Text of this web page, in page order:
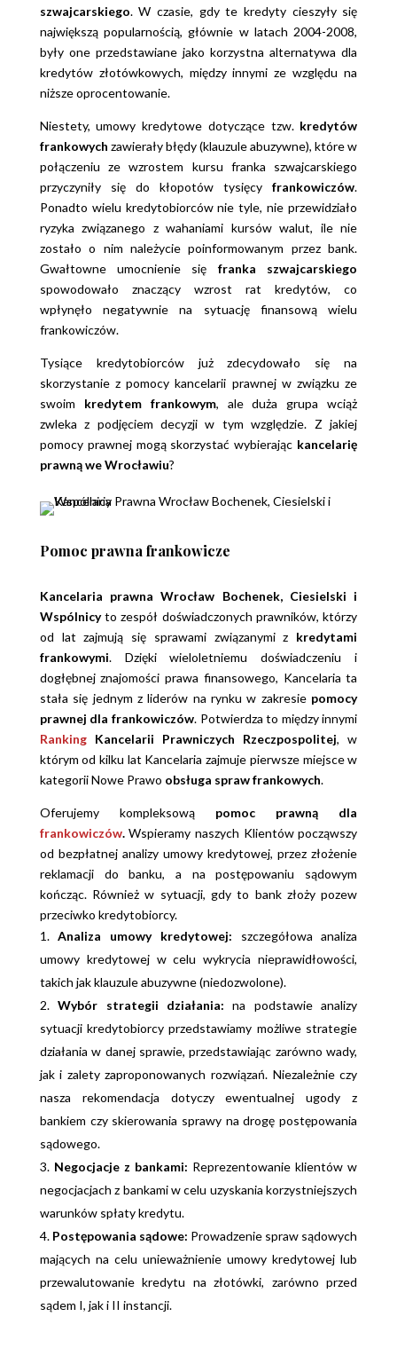
szwajcarskiego. W czasie, gdy te kredyty cieszyły się
największą popularnością, głównie w latach 2004-2008,
były one przedstawiane jako korzystna alternatywa dla
kredytów złotówkowych, między innymi ze względu na
niższe oprocentowanie.
Niestety, umowy kredytowe dotyczące tzw. kredytów
frankowych zawierały błędy (klauzule abuzywne), które w
połączeniu ze wzrostem kursu franka szwajcarskiego
przyczyniły się do kłopotów tysięcyfrankowiczów.
Ponadto wielu kredytobiorców nie tyle, nie przewidziało
ryzyka związanego z wahaniami kursów walut, ile nie
zostało o nim należycie poinformowanym przez bank.
Gwałtowne umocnienie się franka szwajcarskiego
spowodowało znaczący wzrost rat kredytów, co
wpłynęło negatywnie na sytuację finansową wielu
frankowiczów.
Tysiące kredytobiorców już zdecydowało się na
skorzystanie z pomocy kancelarii prawnej w związku ze
swoim kredytem frankowym, ale duża grupa wciąż
zwleka z podjęciem decyzji w tym względzie. Z jakiej
pomocy prawnej mogą skorzystać wybierając kancelarię
prawną we Wrocławiu?
Pomoc prawna frankowicze
Kancelaria prawna Wrocław Bochenek, Ciesielski i
Wspólnicyto zespół doświadczonych prawników, którzy
od lat zajmują się sprawami związanymi z kredytami
frankowymi. Dzięki wieloletniemu doświadczeniu i
dogłębnej znajomości prawa finansowego, Kancelaria ta
stała się jednym z liderów na rynku w zakresie pomocy
prawnej dla frankowiczów. Potwierdza to między innymi
RankingKancelarii Prawniczych Rzeczpospolitej, w
którym od kilku lat Kancelaria zajmuje pierwsze miejsce w
kategorii Nowe Prawo obsługa spraw frankowych.
Oferujemy kompleksową pomoc prawną dla
frankowiczów.Wspieramy naszych Klientów począwszy
od bezpłatnej analizy umowy kredytowej, przez złożenie
reklamacji do banku, a na postępowaniu sądowym
kończąc. Również w sytuacji, gdy to bank złoży pozew
przeciwko kredytobiorcy.
Analiza umowy kredytowej: szczegółowa analiza
umowy kredytowej w celu wykrycia nieprawidłowości,
takich jak klauzule abuzywne (niedozwolone).
Wybór strategii działania: na podstawie analizy
sytuacji kredytobiorcy przedstawiamy możliwe strategie
działania w danej sprawie, przedstawiając zarówno wady,
jak i zalety zaproponowanych rozwiązań. Niezależnie czy
nasza rekomendacja dotyczy ewentualnej ugody z
bankiem czy skierowania sprawy na drogę postępowania
sądowego.
Negocjacje z bankami: Reprezentowanie klientów w
negocjacjach z bankami w celu uzyskania korzystniejszych
warunków spłaty kredytu.
Postępowania sądowe: Prowadzenie spraw sądowych
mających na celu unieważnienie umowy kredytowej lub
przewalutowanie kredytu na złotówki, zarówno przed
sądem I, jak i II instancji.